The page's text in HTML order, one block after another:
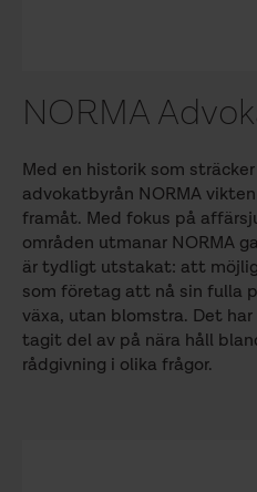
NORMA
Med en historik som
advokatbyrån NORMA
framåt. Med fokus på
områden utmanar NORMA
är tydligt utstakat: att
som företag att nå sin fulla
växa, utan blomstra. Det
tagit del av på nära håll
rådgivning i olika frågor.